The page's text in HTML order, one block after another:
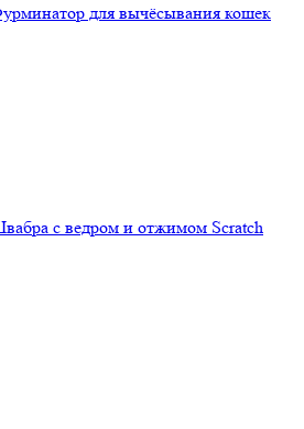
для вычёсывания кошек
с ведром и отжимом Scratch